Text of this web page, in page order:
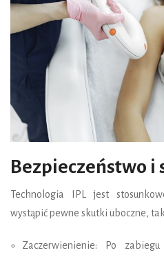
Bezpieczeństwo i
Technologia IPL jest
wystąpić pewne skutki uboczne,
Zaczerwienienie: Po